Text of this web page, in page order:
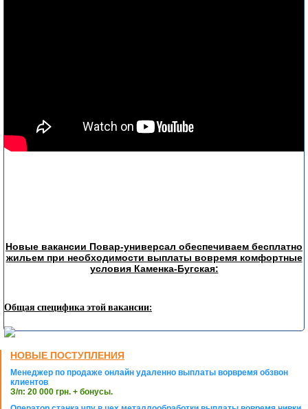
Новые вакансии Повар-универсал обеспечиваем бесплатно
жильем при необходимости выплаты вовремя комфортные
условия Каменка-Бугская:
Общая специфика этой вакансии:
НОВЫЕ ПОСТУПЛЕНИЯ
Менеджер по продаже онлайн удаленно выплаты ворвремя обзвон
клиентов
З/п: 20 000 грн. + бонусы.